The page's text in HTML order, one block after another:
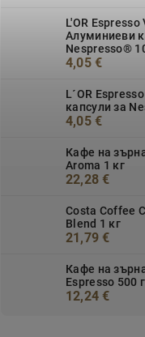
L'OR
Алуминиеви
Nespresso®
4,05 €
L´OR
капсули за
4,05 €
Кафе на
Aroma 1 кг
22,28 €
Costa Coffee
Blend 1 кг
21,79 €
Кафе на
Espresso 500 г
12,24 €